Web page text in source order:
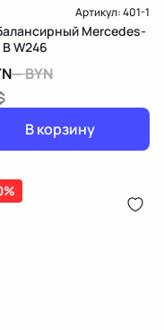
Артикул:401-1
Mercedes-
W246
—BYN
В корзину